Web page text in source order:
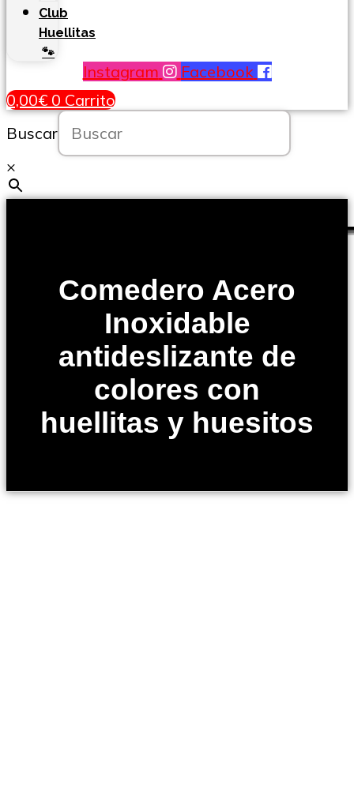
Club
Huellitas
🐾
Instagram
Facebook
0,00€ 0 Carrito
Buscar
×
Comedero Acero
Inoxidable
antideslizante de
colores con
huellitas y huesitos